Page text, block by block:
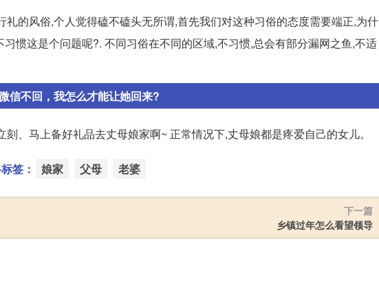
的风俗,个人觉得磕不磕头无所谓,首先我们对这种习俗的态度需要端正,为什
惯这是个问题呢?. 不同习俗在不同的区域,不习惯,总会有部分漏网之鱼,不适
信不回，我怎么才能让她回来?
、马上备好礼品去丈母娘家啊~ 正常情况下,丈母娘都是疼爱自己的女儿。
签： 娘家 父母 老婆
下一篇
乡镇过年怎么看望领导